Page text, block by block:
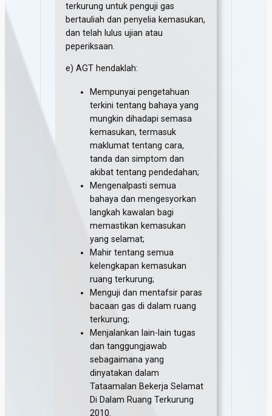
terkurung untuk penguji gas
bertauliah dan penyelia kemasukan,
dan telah lulus ujian atau
peperiksaan.
e) AGT hendaklah:
Mempunyai pengetahuan
terkini tentang bahaya yang
mungkin dihadapi semasa
kemasukan, termasuk
maklumat tentang cara,
tanda dan simptom dan
akibat tentang pendedahan;
Mengenalpasti semua
bahaya dan mengesyorkan
langkah kawalan bagi
memastikan kemasukan
yang selamat;
Mahir tentang semua
kelengkapan kemasukan
ruang terkurung;
Menguji dan mentafsir paras
bacaan gas di dalam ruang
terkurung;
Menjalankan lain-lain tugas
dan tanggungjawab
sebagaimana yang
dinyatakan dalam
Tataamalan Bekerja Selamat
Di Dalam Ruang Terkurung
2010.